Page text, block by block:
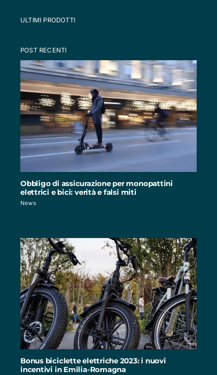
ULTIMI PRODOTTI
POST RECENTI
Obbligo di assicurazione per monopattini
elettrici e bici: verità e falsi miti
News
Bonus biciclette elettriche 2023: i nuovi
incentivi in Emilia-Romagna